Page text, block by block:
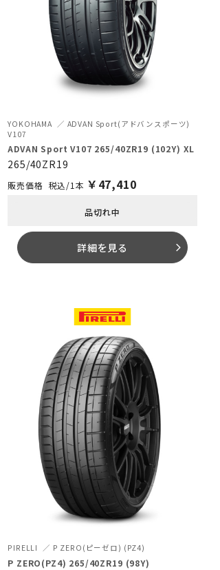
YOKOHAMA
ADVAN Sport(アドバンスポーツ)
V107
ADVAN Sport V107 265/40ZR19 (102Y) XL
265/40ZR19
税込/1本 ￥ 47,410
品切れ中
詳細を見る arrow_forward_ios
PIRELLI P ZERO(ピーゼロ) (PZ4)
P ZERO(PZ4) 265/40ZR19 (98Y)